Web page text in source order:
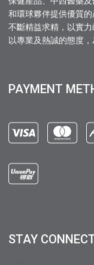
和環球夥伴提供優質
不斷精益求精，以實
以專業及熱誠的態度
PAYMENT
STAY